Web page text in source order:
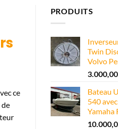
PRODUITS
Twin
Volvo
3.000,00
Bateau
540
Yamaha
ce